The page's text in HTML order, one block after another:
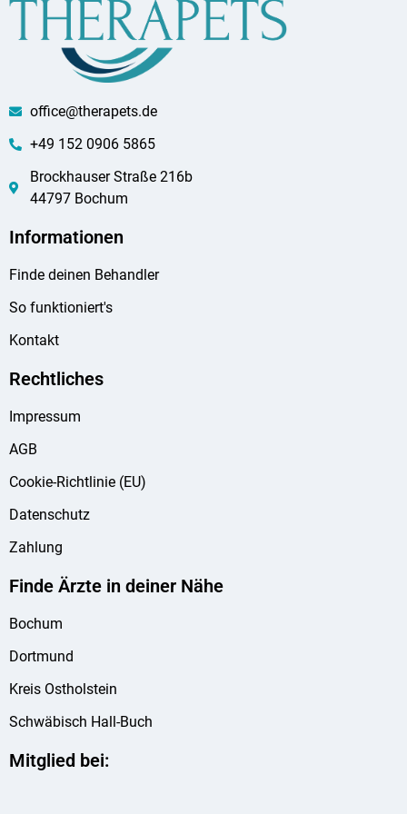
office@therapets.de
+49 152 0906 5865
Brockhauser Straße 216b
44797 Bochum
Informationen
Finde deinen Behandler
So funktioniert's
Kontakt
Rechtliches
Impressum
AGB
Cookie-Richtlinie (EU)
Datenschutz
Zahlung
Finde Ärzte in deiner Nähe
Bochum
Dortmund
Kreis Ostholstein
Schwäbisch Hall-Buch
Mitglied bei: